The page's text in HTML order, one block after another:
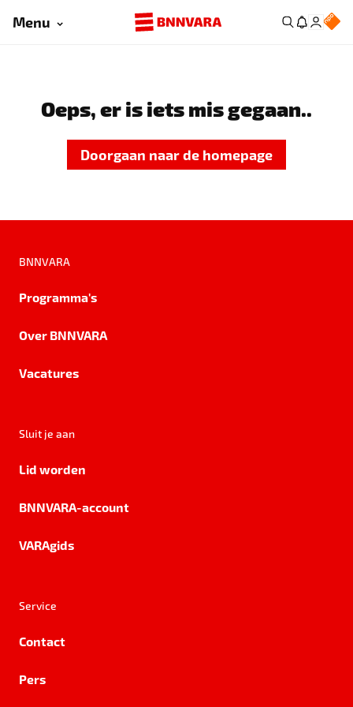
Menu
Oeps, er is iets mis gegaan..
Doorgaan naar de homepage
BNNVARA
Programma's
Over BNNVARA
Vacatures
Sluit je aan
Lid worden
BNNVARA-account
VARAgids
Service
Contact
Pers